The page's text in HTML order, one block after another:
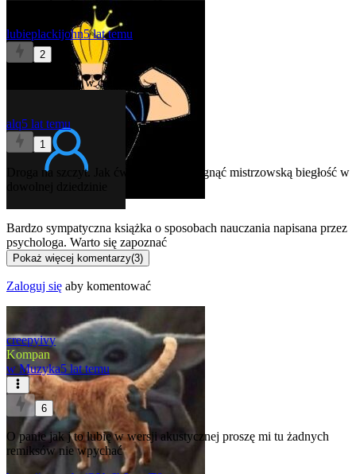
lubieplackijohn5 lat temu
2
biorę w ciemno!
alq5 lat temu
1
Droga na szczyt. Jak ćwiczyć, aby osiągnąć mistrzowską biegłość w
Bardzo sympatyczna książka o sposobach nauczania napisana przez
psychologa. Warto się zapoznać
Pokaż więcej komentarzy(3)
Zaloguj się aby komentować
creepyivy
Kompan
w Muzyka5 lat temu
6
O panie jak j to lubię w wersji akustycznej proszę mi tu żadnych
remiksów nie wpychać